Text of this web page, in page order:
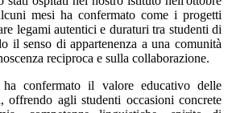
mesi ha confermato come i progetti
legami autentici e duraturi tra studenti di
il senso di appartenenza a una comunità
reciproca e sulla collaborazione.
confermato il valore educativo delle
offrendo agli studenti occasioni concrete